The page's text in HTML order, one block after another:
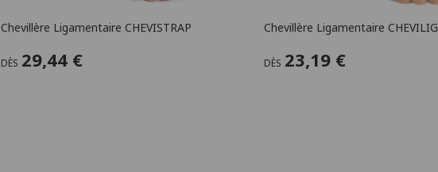
Chevillère Ligamentaire CHEVISTRAP
DÈS 29,44 €
Chevillère Ligamentaire CHEVILIG
DÈS 23,19 €